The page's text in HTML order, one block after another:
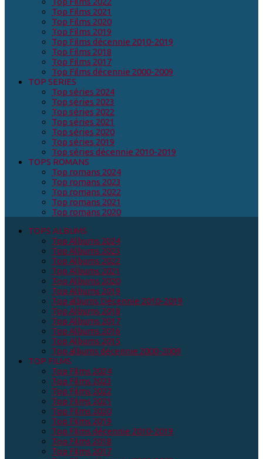
Top Films 2021
Top Films 2020
Top Films 2019
Top Films décennie 2010-2019
Top Films 2018
Top Films 2017
Top Films décennie 2000-2009
TOP SERIES
Top séries 2024
Top séries 2023
Top séries 2022
Top séries 2021
Top séries 2020
Top séries 2019
Top séries décennie 2010-2019
TOPS ROMANS
Top romans 2024
Top romans 2023
Top romans 2022
Top romans 2021
Top romans 2020
TOPS ALBUMS
Top Albums 2024
Top Albums 2023
Top Albums 2022
Top Albums 2021
Top Albums 2020
Top Albums 2019
Top albums Décennie 2010-2019
Top Albums 2018
Top Albums 2017
Top Albums 2016
Top Albums 2015
Top albums décennie 2000-2009
TOP FILMS
Top Films 2024
Top Films 2023
Top Films 2022
Top Films 2021
Top Films 2020
Top Films 2019
Top Films décennie 2010-2019
Top Films 2018
Top Films 2017